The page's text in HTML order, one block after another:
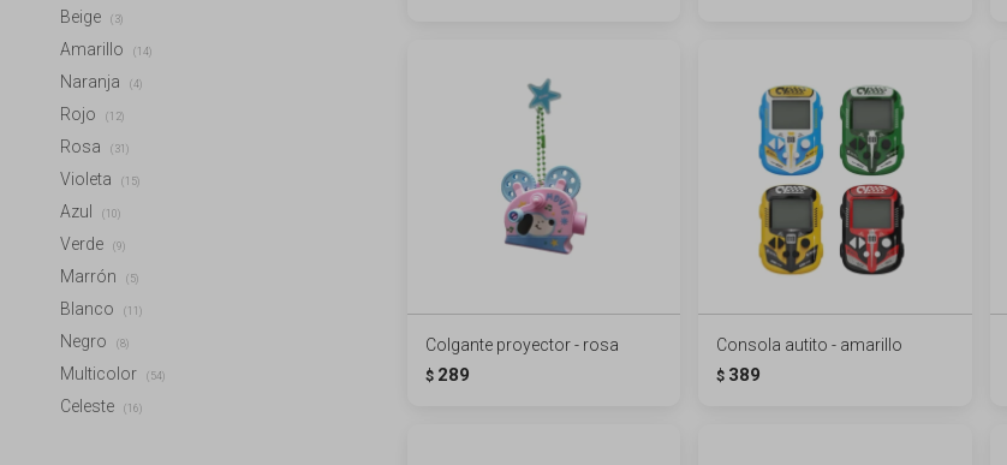
Colgante proyector - rosa
$ 289
Consola autito - amarillo
$ 389
Beige (3)
Amarillo (14)
Naranja (4)
Rojo (12)
Rosa (31)
Violeta (15)
Azul (10)
Verde (9)
Marrón (5)
Blanco (11)
Negro (8)
Multicolor (54)
Celeste (16)